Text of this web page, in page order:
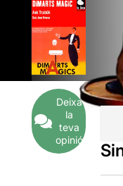
Deixa
la
teva
opinió